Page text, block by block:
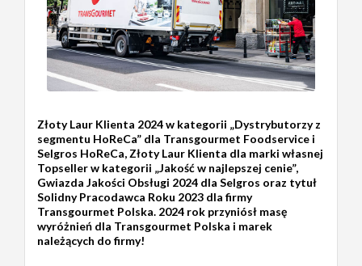
Złoty Laur Klienta 2024 w kategorii „Dystrybutorzy z
segmentu HoReCa” dla Transgourmet Foodservice i
Selgros HoReCa, Złoty Laur Klienta dla marki własnej
Topseller w kategorii „Jakość w najlepszej cenie”,
Gwiazda Jakości Obsługi 2024 dla Selgros oraz tytuł
Solidny Pracodawca Roku 2023 dla firmy
Transgourmet Polska. 2024 rok przyniósł masę
wyróżnień dla Transgourmet Polska i marek
należących do firmy!